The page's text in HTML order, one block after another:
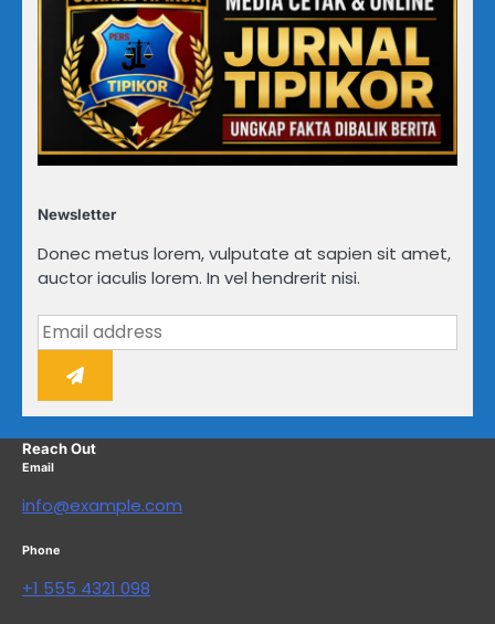
Newsletter
Donec metus lorem, vulputate at sapien sit amet,
auctor iaculis lorem. In vel hendrerit nisi.
Reach Out
Email
info@example.com
Phone
+1 555 4321 098